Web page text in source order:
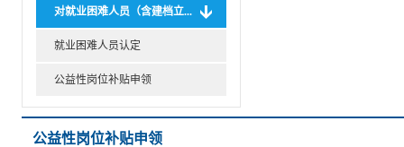
对就业困难人员（含建档立...
就业困难人员认定
公益性岗位补贴申领
公益性岗位补贴申领